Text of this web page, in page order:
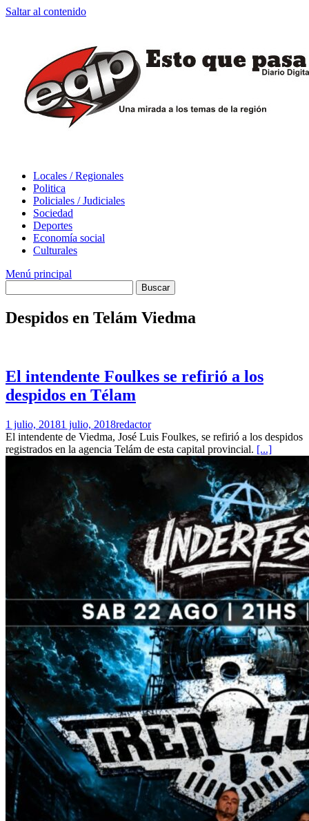
Saltar al contenido
Locales / Regionales
Politica
Policiales / Judiciales
Sociedad
Deportes
Economía social
Culturales
Menú principal
Despidos en Telám Viedma
El intendente Foulkes se refirió a los
despidos en Télam
1 julio, 20181 julio, 2018redactor
El intendente de Viedma, José Luis Foulkes, se refirió a los despidos
registrados en la agencia Telám de esta capital provincial. [...]